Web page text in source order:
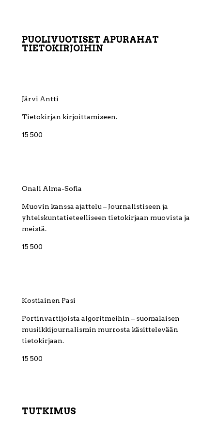
PUOLIVUOTISET APURAHAT
TIETOKIRJOIHIN
Järvi Antti
Tietokirjan kirjoittamiseen.
15 500
Onali Alma-Sofia
Muovin kanssa ajattelu – Journalistiseen ja
yhteiskuntatieteelliseen tietokirjaan muovista ja
meistä.
15 500
Kostiainen Pasi
Portinvartijoista algoritmeihin – suomalaisen
musiikkijournalismin murrosta käsittelevään
tietokirjaan.
15 500
TUTKIMUS